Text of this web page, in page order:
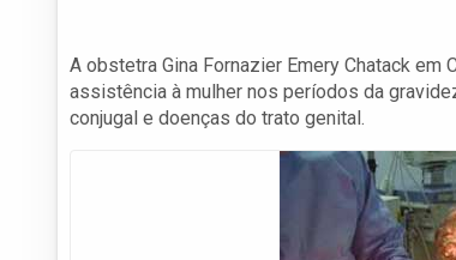
A obstetra Gina Fornazier Emery Chatack
assistência à mulher nos períodos da
conjugal e doenças do trato genital.